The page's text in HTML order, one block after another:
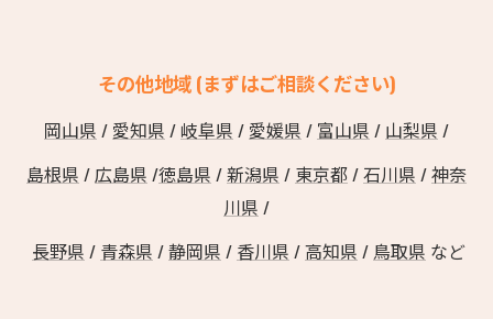
その他地域 (まずはご相談ください)
岡山県 / 愛知県 / 岐阜県 / 愛媛県 / 富山県 / 山梨県 /
島根県 /広島県 /徳島県 /新潟県 / 東京都/石川県 /神奈
川県 /
長野県 / 青森県 /静岡県 / 香川県 /高知県 / 鳥取県 など